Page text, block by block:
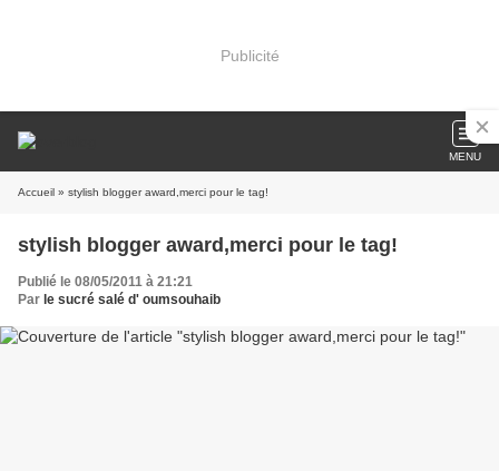
Publicité
MENU
Accueil » stylish blogger award,merci pour le tag!
stylish blogger award,merci pour le tag!
Publié le 08/05/2011 à 21:21
Par le sucré salé d' oumsouhaib